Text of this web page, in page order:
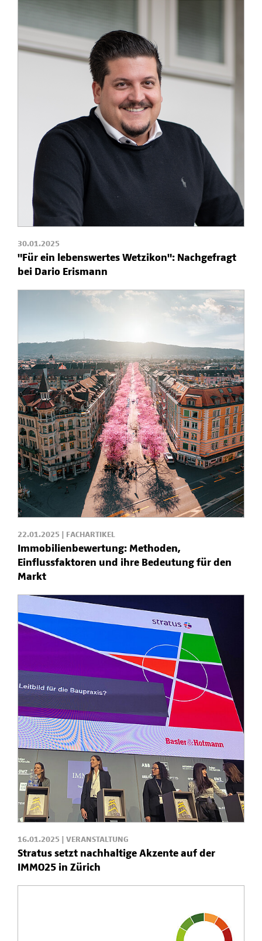
30.01.2025
"Für ein lebenswertes Wetzikon": Nachgefragt
bei Dario Erismann
22.01.2025 | FACHARTIKEL
Immobilienbewertung: Methoden,
Einflussfaktoren und ihre Bedeutung für den
Markt
16.01.2025 | VERANSTALTUNG
Stratus setzt nachhaltige Akzente auf der
IMMO25 in Zürich